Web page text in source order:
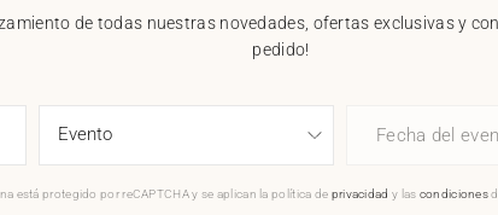
de todas nuestras novedades, ofertas exclusivas y
pedido!
Fecha del
está protegido por reCAPTCHA y se aplican la política de privacidad y las condiciones